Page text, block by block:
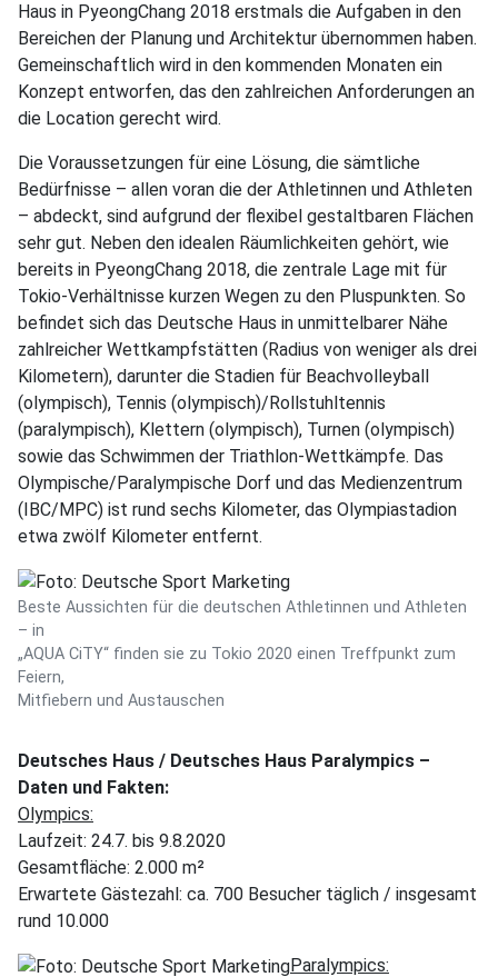
Haus in PyeongChang 2018 erstmals die Aufgaben in den
Bereichen der Planung und Architektur übernommen haben.
Gemeinschaftlich wird in den kommenden Monaten ein
Konzept entworfen, das den zahlreichen Anforderungen an
die Location gerecht wird.
Die Voraussetzungen für eine Lösung, die sämtliche
Bedürfnisse – allen voran die der Athletinnen und Athleten
– abdeckt, sind aufgrund der flexibel gestaltbaren Flächen
sehr gut. Neben den idealen Räumlichkeiten gehört, wie
bereits in PyeongChang 2018, die zentrale Lage mit für
Tokio-Verhältnisse kurzen Wegen zu den Pluspunkten. So
befindet sich das Deutsche Haus in unmittelbarer Nähe
zahlreicher Wettkampfstätten (Radius von weniger als drei
Kilometern), darunter die Stadien für Beachvolleyball
(olympisch), Tennis (olympisch)/Rollstuhltennis
(paralympisch), Klettern (olympisch), Turnen (olympisch)
sowie das Schwimmen der Triathlon-Wettkämpfe. Das
Olympische/Paralympische Dorf und das Medienzentrum
(IBC/MPC) ist rund sechs Kilometer, das Olympiastadion
etwa zwölf Kilometer entfernt.
Beste Aussichten für die deutschen Athletinnen und Athleten
– in
„AQUA CiTY“ finden sie zu Tokio 2020 einen Treffpunkt zum
Feiern,
Mitfiebern und Austauschen
Deutsches Haus / Deutsches Haus Paralympics –
Daten und Fakten:
Olympics:
Laufzeit: 24.7. bis 9.8.2020
Gesamtfläche: 2.000 m²
Erwartete Gästezahl: ca. 700 Besucher täglich / insgesamt
rund 10.000
Paralympics: